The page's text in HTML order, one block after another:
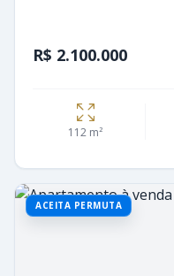
R$ 2.100.000
112 m²
ACEITA PERMUTA